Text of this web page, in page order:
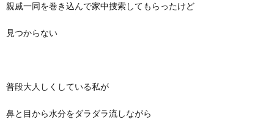
親戚一同を巻き込んで家中捜索してもらったけど
見つからない
普段大人しくしている私が
鼻と目から水分をダラダラ流しながら